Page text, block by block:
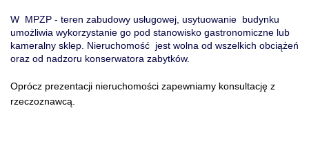
W MPZP - teren zabudowy usługowej, usytuowanie budynku
umożliwia wykorzystanie go pod stanowisko gastronomiczne lub
kameralny sklep. Nieruchomość jest wolna od wszelkich obciążeń
oraz od nadzoru konserwatora zabytków.
Oprócz prezentacji nieruchomości zapewniamy konsultację z
rzeczoznawcą.